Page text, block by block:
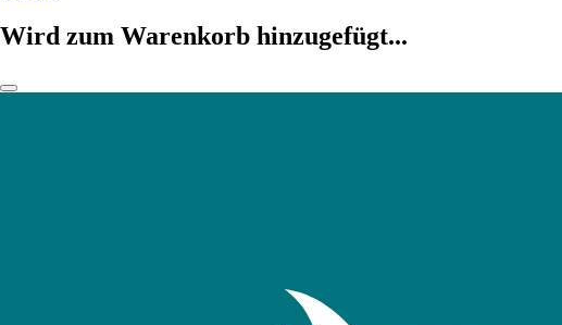
Wird zum Warenkorb hinzugefügt...